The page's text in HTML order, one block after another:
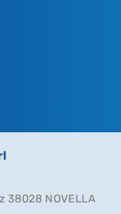
38028 NOVELLA